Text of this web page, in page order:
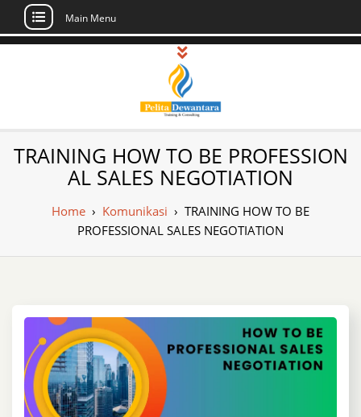
Skip
Main Menu
Pusat Pelatihan
dan Sertifikasi –
Daftar Training
Indonesia
Sertifikasi di Indonesia
TRAINING HOW TO BE PROFESSION
AL SALES NEGOTIATION
Home › Komunikasi › TRAINING HOW TO BE
PROFESSIONAL SALES NEGOTIATION